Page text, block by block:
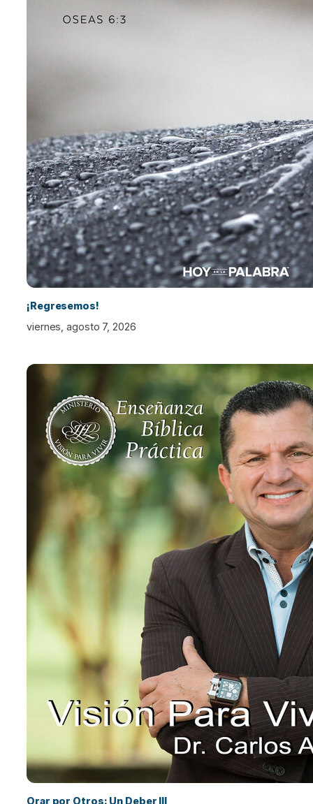
¡Regresemos!
viernes, agosto 7, 2026
Orar por Otros: Un Deber III